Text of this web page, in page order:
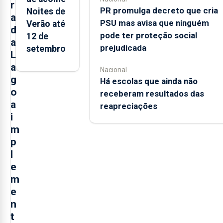
r
a
d
a
L
a
g
o
a
i
m
p
l
e
m
e
n
t
Noites de
Verão até
12 de
setembro
PR promulga decreto que cria
PSU mas avisa que ninguém
pode ter proteção social
prejudicada
Nacional
Há escolas que ainda não
receberam resultados das
reapreciações